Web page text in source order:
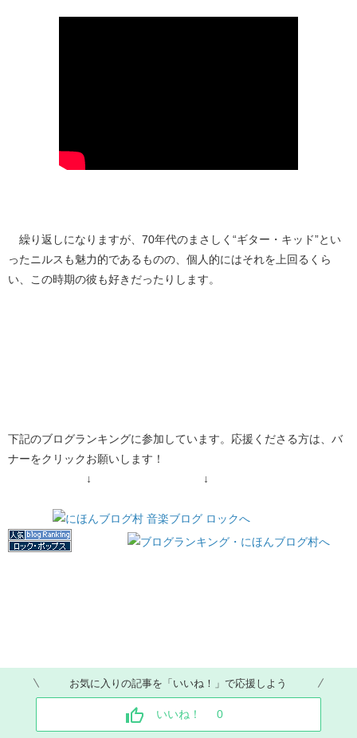
繰り返しになりますが、70年代のまさしく“ギター・キッド”とい
ったニルスも魅力的であるものの、個人的にはそれを上回るくら
い、この時期の彼も好きだったりします。
下記のブログランキングに参加しています。応援くださる方は、バ
ナーをクリックお願いします！
↓ ↓
お気に入りの記事を「いいね！」で応援しよう
いいね！ 0